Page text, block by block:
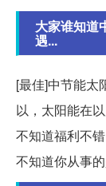
大家谁知道
遇...
[最佳]中节能太
以，太阳能在
不知道福利不
不知道你从事的